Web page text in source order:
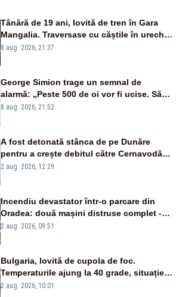
Tânără de 19 ani, lovită de tren în Gara
Mangalia. Traversase cu căștile în urechi
liniile printr-un loc nepermis
8 aug. 2026, 21:37
George Simion trage un semnal de
alarmă: „Peste 500 de oi vor fi ucise. Să
vedem dacă ciobanii vor fi despăgubiți”
8 aug. 2026, 21:52
A fost detonată stânca de pe Dunăre
pentru a crește debitul către Cernavodă –
VIDEO
2 aug. 2026, 12:29
Incendiu devastator într-o parcare din
Oradea: două mașini distruse complet -
VIDEO
2 aug. 2026, 09:51
Bulgaria, lovită de cupola de foc.
Temperaturile ajung la 40 grade, situație
critică pe Dunăre
2 aug. 2026, 10:01